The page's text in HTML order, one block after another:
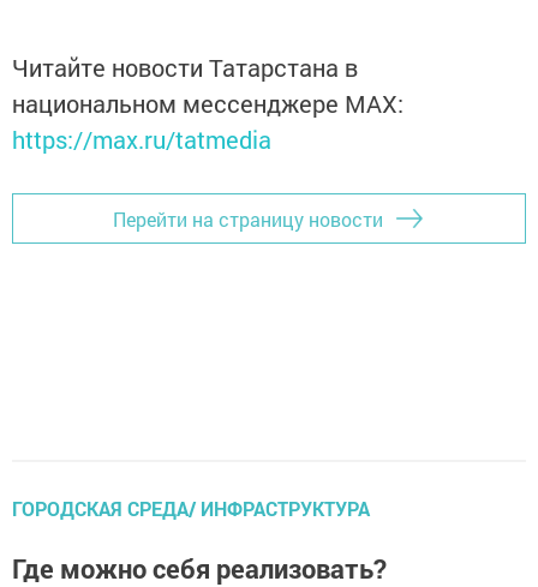
Читайте новости Татарстана в
национальном мессенджере MАХ:
https://max.ru/tatmedia
Перейти на страницу новости
ГОРОДСКАЯ СРЕДА/ ИНФРАСТРУКТУРА
Где можно себя реализовать?